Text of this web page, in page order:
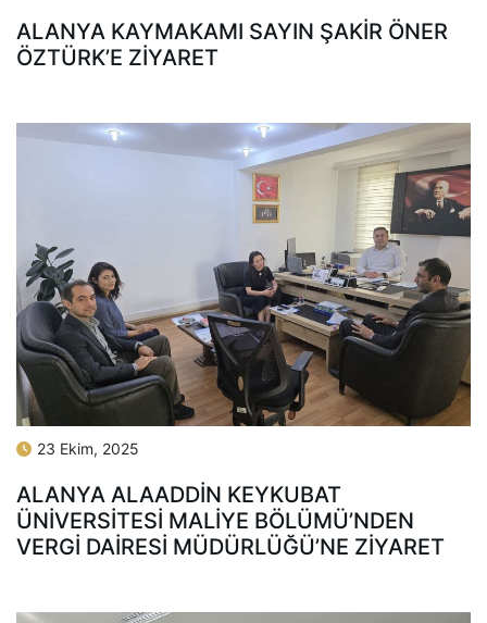
ALANYA KAYMAKAMI SAYIN ŞAKIR ÖNER
ÖZTÜRK’E ZIYARET
23 Ekim, 2025
ALANYA ALAADDIN KEYKUBAT
ÜNIVERSITESI MALIYE BÖLÜMÜ’NDEN
VERGI DAIRESI MÜDÜRLÜĞÜ’NE ZIYARET